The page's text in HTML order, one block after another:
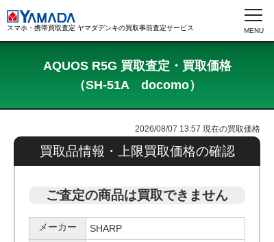
スマホ・携帯買取査定 ヤマダデンキの買取事前査定サービス
AQUOS R5G 買取査定・買取価格
（SH-51A docomo）
2026/08/07 13:57 現在の買取価格
買取品情報・上限買取価格の確認
ご査定の商品は買取できません
メーカー
SHARP